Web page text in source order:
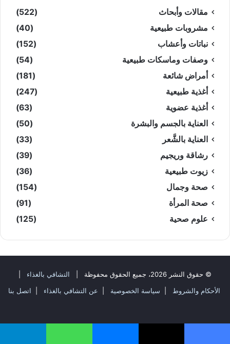
مقالات وأبحاث
(522)
مشروبات طبيعية
(40)
نباتات وأعشاب
(152)
وصفات وماسكات طبيعية
(54)
أمراض شائعة
(181)
أغذية طبيعية
(247)
أغذية عضوية
(63)
العناية بالجسم والبشرة
(50)
العناية بالشَّعر
(33)
رشاقة وريجيم
(39)
زيوت طبيعية
(36)
صحة وجمال
(154)
صحة المرأة
(91)
علوم صحية
(125)
© حقوق النشر 2026، جميع الحقوق محفوظة | التشافي بالغذاء
الأحكام والشروط
سياسة الخصوصية عن التشافي بالغذاء اتصل بنا